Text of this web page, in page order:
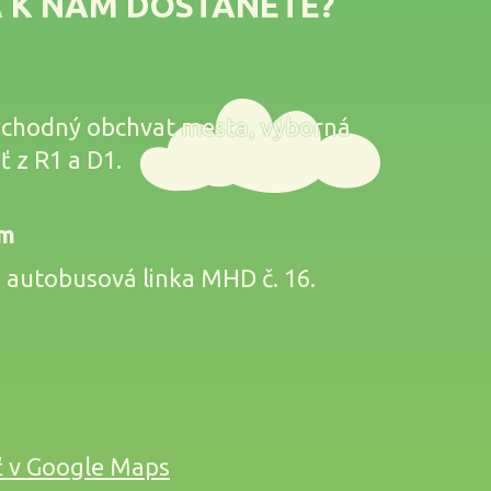
obchvat mesta, výborná
z R1 a D1.
linka MHD č. 16.
Google Maps